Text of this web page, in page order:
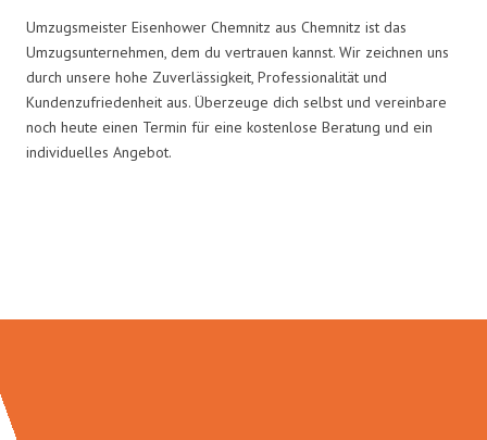
Umzugsmeister Eisenhower Chemnitz aus Chemnitz ist das
Umzugsunternehmen, dem du vertrauen kannst. Wir zeichnen uns
durch unsere hohe Zuverlässigkeit, Professionalität und
Kundenzufriedenheit aus. Überzeuge dich selbst und vereinbare
noch heute einen Termin für eine kostenlose Beratung und ein
individuelles Angebot.